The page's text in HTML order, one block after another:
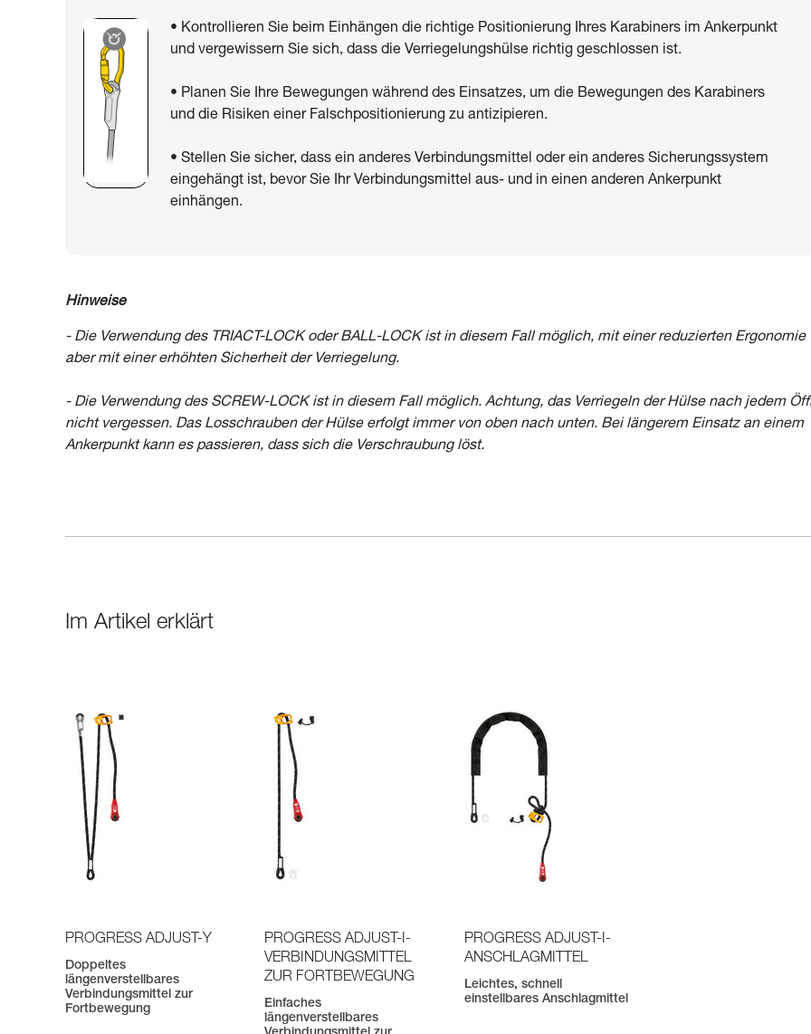
• Kontrollieren Sie beim Einhängen die richtige Positionierung Ihres Karabiners im Ankerpunkt
und vergewissern Sie sich, dass die Verriegelungshülse richtig geschlossen ist.
• Planen Sie Ihre Bewegungen während des Einsatzes, um die Bewegungen des Karabiners
und die Risiken einer Falschpositionierung zu antizipieren.
• Stellen Sie sicher, dass ein anderes Verbindungsmittel oder ein anderes Sicherungssystem
eingehängt ist, bevor Sie Ihr Verbindungsmittel aus- und in einen anderen Ankerpunkt
einhängen.
Hinweise
- Die Verwendung des TRIACT-LOCK oder BALL-LOCK ist in diesem Fall möglich, mit einer reduzierten Ergonomie
aber mit einer erhöhten Sicherheit der Verriegelung.
- Die Verwendung des SCREW-LOCK ist in diesem Fall möglich. Achtung, das Verriegeln der Hülse nach jedem
nicht vergessen. Das Losschrauben der Hülse erfolgt immer von oben nach unten. Bei längerem Einsatz an einem
Ankerpunkt kann es passieren, dass sich die Verschraubung löst.
Im Artikel erklärt
PROGRESS ADJUST-Y
Doppeltes
längenverstellbares
Verbindungsmittel zur
Fortbewegung
PROGRESS ADJUST-I-
VERBINDUNGSMITTEL
ZUR FORTBEWEGUNG
Einfaches
längenverstellbares
PROGRESS ADJUST-I-
ANSCHLAGMITTEL
Leichtes, schnell
einstellbares Anschlagmittel